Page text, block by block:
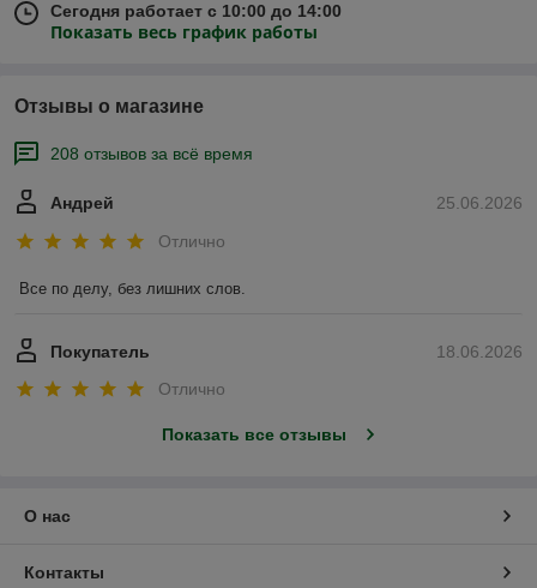
Сегодня работает с 10:00 до 14:00
Показать весь график работы
Отзывы о магазине
208 отзывов за всё время
25.06.2026
Андрей
Отлично
Все по делу, без лишних слов.
18.06.2026
Покупатель
Отлично
Показать все отзывы
О нас
Контакты